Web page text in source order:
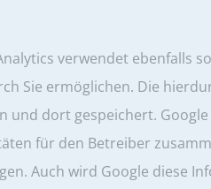
verwendet ebenfalls
Sie ermöglichen. Die
und dort gespeichert.
für den Betreiber
Auch wird Google diese